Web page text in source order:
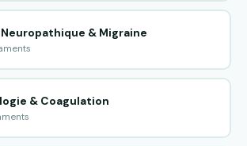
& Migraine
& Coagulation